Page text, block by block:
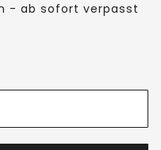
- ab sofort verpasst